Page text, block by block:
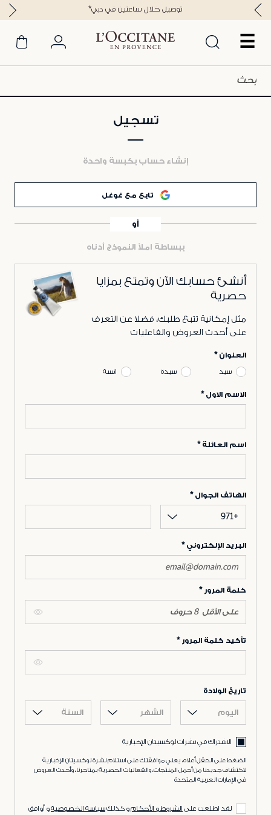
☰
*توصيل خلال ساعتين في دبي
تسجيل
إنشاء حساب بكبسة واحدة
تابع مع غوغل
أو
ببساطة املأ النموذج أدناه
أنشئ حسابك الآن وتمتع بمزايا
حصرية
مثل إمكانية تتبع طلبك، فضلا عن التعرف
على أحدث العروض والفاعليات
العنوان
سيد سيدة انسة
الاسم الاول
اسم العائلة
الهاتف الجوال
+971
البريد الإلكتروني
كلمة المرور
تأكيد كلمة المرور
تاريخ الولادة
اليوم الشهر السنة
الاشتراك في نشرات لوكسيتان الإخبارية
الضغط على الحقل أعلاه، يعني موافقتك على استلام نشرة لوكسيتان الإخبارية
لاكتشاف جديدنا من أجمل المنتجات، والفعاليات الحصرية بمتاجرنا، وأحدث العروض
في الإمارات العربية المتحدة
لقد اطلعت على الشروط و الأحكامو كذلكسياسة الخصوصيةو أوافق